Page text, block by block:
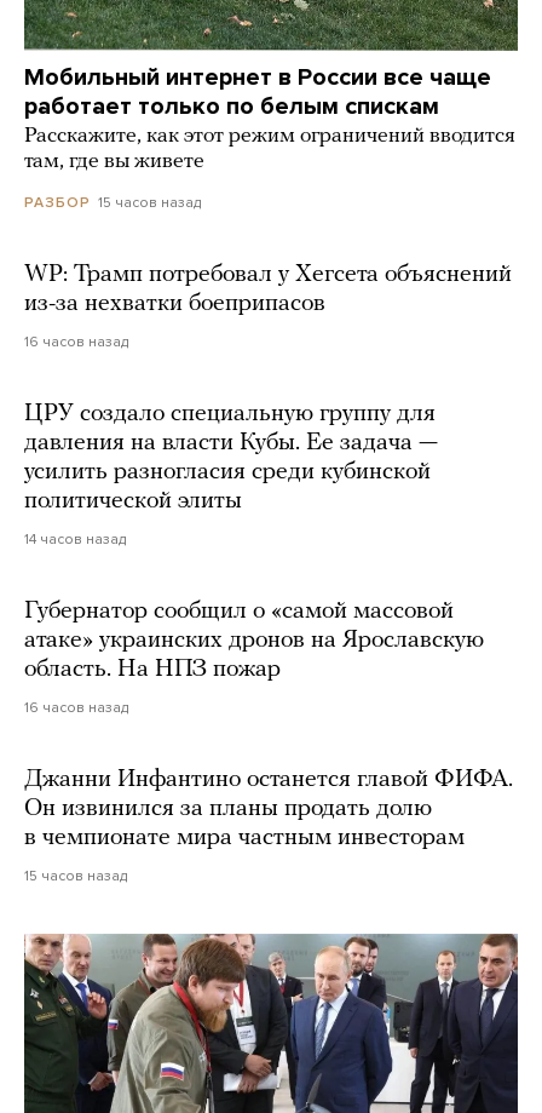
Мобильный интернет в России все чаще
работает только по белым спискам
Расскажите, как этот режим ограничений вводится
там, где вы живете
РАЗБОР 15 часов назад
WP: Трамп потребовал у Хегсета объяснений
из-за нехватки боеприпасов
16 часов назад
ЦРУ создало специальную группу для
давления на власти Кубы. Ее задача —
усилить разногласия среди кубинской
политической элиты
14 часов назад
Губернатор сообщил о «самой массовой
атаке» украинских дронов на Ярославскую
область. На НПЗ пожар
16 часов назад
Джанни Инфантино останется главой ФИФА.
Он извинился за планы продать долю
в чемпионате мира частным инвесторам
15 часов назад